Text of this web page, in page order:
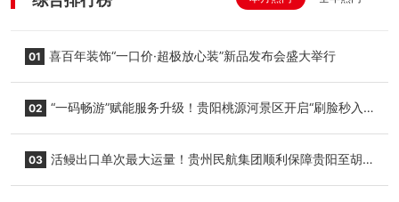
01 喜百年装饰“一口价·超极放心装”新品发布会盛大举行
02 “一码畅游”赋能服务升级！贵阳桃源河景区开启“刷脸秒入
03 活鳗出口单次最大运量！贵州民航集团顺利保障贵阳至胡